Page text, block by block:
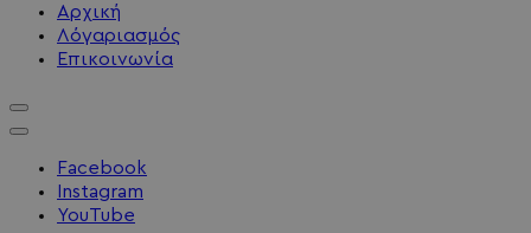
Αρχική
Λόγαριασμός
Επικοινωνία
Facebook
Instagram
YouTube